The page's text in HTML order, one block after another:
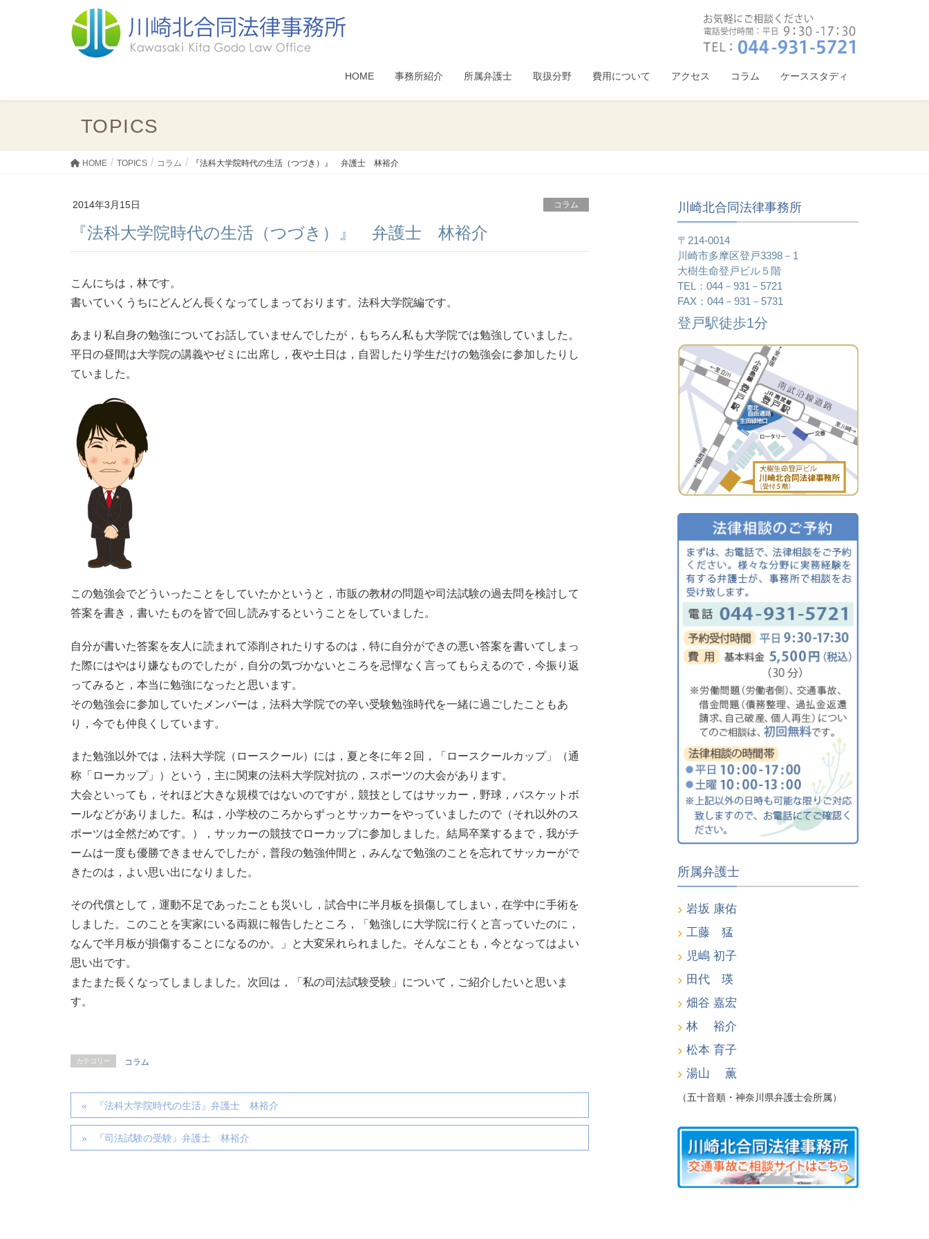
HOME 事務所紹介 所属弁護士 取扱分野 費用について アクセス コラム ケーススタディ
TOPICS
HOME TOPICS コラム 『法科大学院時代の生活（つづき）』 弁護士 林裕介
2014年3月15日 コラム
『法科大学院時代の生活（つづき）』 弁護士 林裕介
こんにちは，林です。
書いていくうちにどんどん長くなってしまっております。法科大学院編です。
あまり私自身の勉強についてお話していませんでしたが，もちろん私も大学院では勉強していました。
平日の昼間は大学院の講義やゼミに出席し，夜や土日は，自習したり学生だけの勉強会に参加したりし
ていました。
この勉強会でどういったことをしていたかというと，市販の教材の問題や司法試験の過去問を検討して
答案を書き，書いたものを皆で回し読みするということをしていました。
自分が書いた答案を友人に読まれて添削されたりするのは，特に自分ができの悪い答案を書いてしまっ
た際にはやはり嫌なものでしたが，自分の気づかないところを忌憚なく言ってもらえるので，今振り返
ってみると，本当に勉強になったと思います。
その勉強会に参加していたメンバーは，法科大学院での辛い受験勉強時代を一緒に過ごしたこともあ
り，今でも仲良くしています。
また勉強以外では，法科大学院（ロースクール）には，夏と冬に年２回，「ロースクールカップ」（通
称「ローカップ」）という，主に関東の法科大学院対抗の，スポーツの大会があります。
大会といっても，それほど大きな規模ではないのですが，競技としてはサッカー，野球，バスケットボ
ールなどがありました。私は，小学校のころからずっとサッカーをやっていましたので（それ以外のス
ポーツは全然だめです。），サッカーの競技でローカップに参加しました。結局卒業するまで，我がチ
ームは一度も優勝できませんでしたが，普段の勉強仲間と，みんなで勉強のことを忘れてサッカーがで
きたのは，よい思い出になりました。
その代償として，運動不足であったことも災いし，試合中に半月板を損傷してしまい，在学中に手術を
しました。このことを実家にいる両親に報告したところ，「勉強しに大学院に行くと言っていたのに，
なんで半月板が損傷することになるのか。」と大変呆れられました。そんなことも，今となってはよい
思い出です。
またまた長くなってしましました。次回は，「私の司法試験受験」について，ご紹介したいと思いま
す。
カテゴリー コラム
『法科大学院時代の生活』弁護士 林裕介
『司法試験の受験』弁護士 林裕介
川崎北合同法律事務所
〒214-0014
川崎市多摩区登戸3398－1
大樹生命登戸ビル５階
TEL：044－931－5721
FAX：044－931－5731
登戸駅徒歩1分
所属弁護士
岩坂 康佑
工藤 猛
児嶋 初子
田代 瑛
畑谷 嘉宏
林 裕介
松本 育子
湯山 薫
（五十音順・神奈川県弁護士会所属）